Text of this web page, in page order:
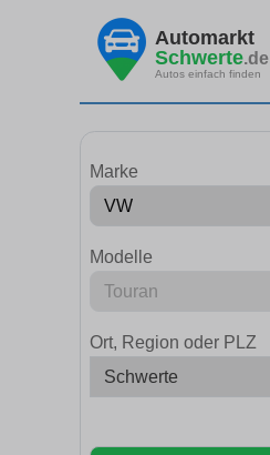
Automarkt
Schwerte.de
Autos einfach finden
Marke
Modelle
Ort, Region oder PLZ